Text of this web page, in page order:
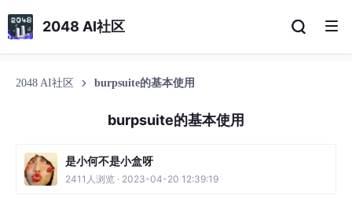
2048 AI社区
2048 AI社区 burpsuite的基本使用
burpsuite的基本使用
是小何不是小盒呀
2411人浏览 · 2023-04-20 12:39:19